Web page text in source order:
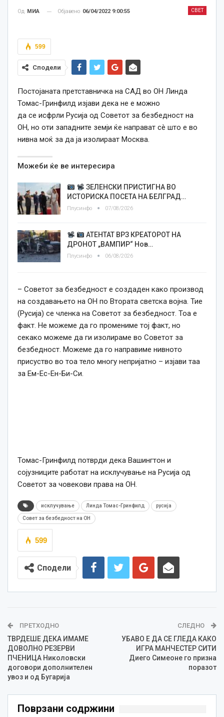
СВЕТ
Од МИА Објавено 06/04/2022 9:00:55
599
Сподели
Постојаната претставничка на САД во ОН Линда
Томас-Гринфилд изјави дека не е можно
да се исфрли Русија од Советот за безбедност на
ОН, но оти западните земји ќе направат сè што е во
нивна моќ за да ја изолираат Москва.
Можеби ќе ве интересира
ЗЕЛЕНСКИ ПРИСТИГНА ВО
ИСТОРИСКА ПОСЕТА НА БЕЛГРАД…
Плусинфо 07/08/2026
АТЕНТАТ ВРЗ КРЕАТОРОТ НА
ДРОНОТ „ВАМПИР“ Нов…
Плусинфо 06/08/2026
– Советот за безбедност е создаден како производ
на создавањето на ОН по Втората светска војна. Тие
(Русија) се членка на Советот за безбедност. Тоа е
факт. Не можеме да го промениме тој факт, но
секако можеме да ги изолираме во Советот за
безбедност. Можеме да го направиме нивното
присуство во тоа тело многу непријатно – изјави таа
за Ем-Ес-Ен-Би-Си.
Томас-Гринфилд потврди дека Вашингтон и
сојузниците работат на исклучување на Русија од
Советот за човекови права на ОН.
исклучување Линда Томас-Гринфилд русија
Совет за безбедност на ОН
599
Сподели
ПРЕТХОДНО
ТВРДЕШЕ ДЕКА ИМАМЕ
ДОВОЛНО РЕЗЕРВИ
ПЧЕНИЦА Николовски
договори дополнителен
увоз и од Бугарија
СЛЕДНО
УБАВО Е ДА СЕ ГЛЕДА КАКО
ИГРА МАНЧЕСТЕР СИТИ
Диего Симеоне го призна
поразот
Поврзани содржини